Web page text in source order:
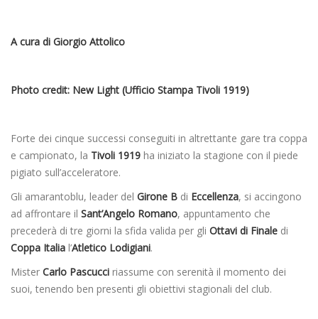
A cura di Giorgio Attolico
Photo credit: New Light (Ufficio Stampa Tivoli 1919)
Forte dei cinque successi conseguiti in altrettante gare tra coppa
e campionato, la Tivoli 1919 ha iniziato la stagione con il piede
pigiato sull’acceleratore.
Gli amarantoblu, leader del Girone B di Eccellenza, si accingono
ad affrontare il Sant’Angelo Romano, appuntamento che
precederà di tre giorni la sfida valida per gli Ottavi di Finale di
Coppa Italia l’Atletico Lodigiani.
Mister Carlo Pascucci riassume con serenità il momento dei
suoi, tenendo ben presenti gli obiettivi stagionali del club.